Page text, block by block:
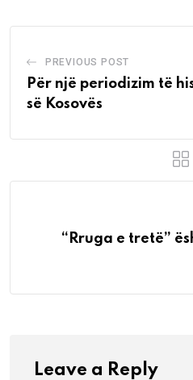
PREVIOUS POST
Për një periodizim të
së Kosovës
“Rruga e tretë”
Leave a Reply